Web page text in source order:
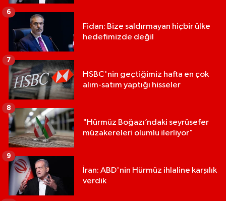
Fidan: Bize saldırmayan hiçbir ülke
hedefimizde değil
6
HSBC'nin geçtiğimiz hafta en çok
alım-satım yaptığı hisseler
7
"Hürmüz Boğazı’ndaki seyrüsefer
müzakereleri olumlu ilerliyor"
8
İran: ABD'nin Hürmüz ihlaline karşılık
verdik
9